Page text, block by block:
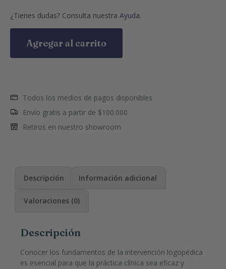
¿Tienes dudas? Consulta nuestra Ayuda.
Agregar al carrito
Todos los medios de pagos disponibles
Envío gratis a partir de $100.000
Retiros en nuestro showroom
Descripción Información adicional
Valoraciones (0)
Descripción
Conocer los fundamentos de la intervención logopédica
es esencial para que la práctica clínica sea eficaz y